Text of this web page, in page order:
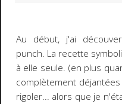
Au début, j'ai
punch. La recette
à elle seule. (en plus
complètement
rigoler... alors que je